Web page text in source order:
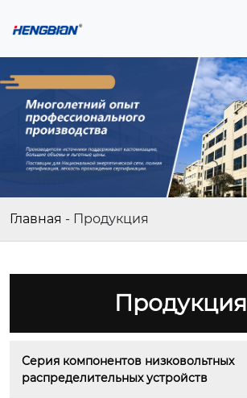
Главная - Продукция
Продукция
Серия компонентов низковольтных
распределительных устройств